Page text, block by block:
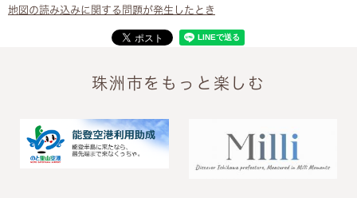
地図の読み込みに関する問題が発生したとき
珠洲市をもっと楽しむ